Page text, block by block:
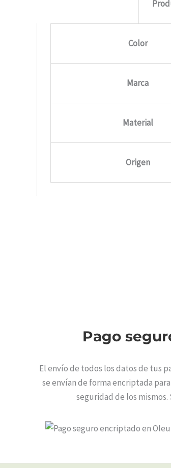
Color
Marca
Material
Origen
Pago
El envío de todos los datos de tus
se envían de forma encriptada
seguridad de los mismos.